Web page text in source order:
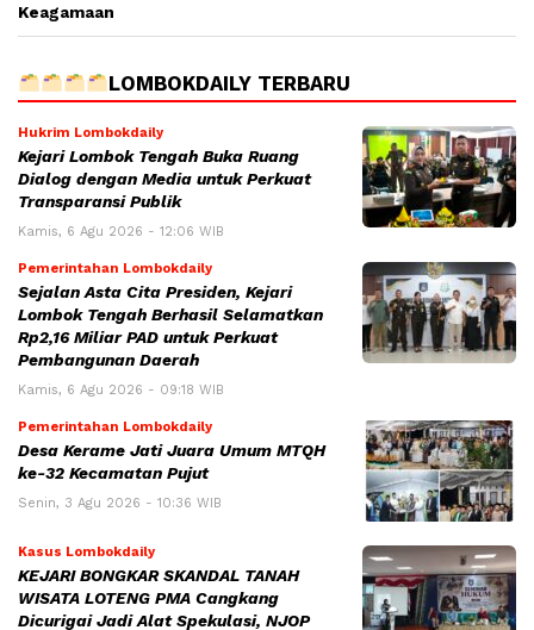
Keagamaan
LOMBOKDAILY TERBARU
Hukrim Lombokdaily
Kejari Lombok Tengah Buka Ruang
Dialog dengan Media untuk Perkuat
Transparansi Publik
Kamis, 6 Agu 2026 - 12:06 WIB
Pemerintahan Lombokdaily
Sejalan Asta Cita Presiden, Kejari
Lombok Tengah Berhasil Selamatkan
Rp2,16 Miliar PAD untuk Perkuat
Pembangunan Daerah
Kamis, 6 Agu 2026 - 09:18 WIB
Pemerintahan Lombokdaily
Desa Kerame Jati Juara Umum MTQH
ke-32 Kecamatan Pujut
Senin, 3 Agu 2026 - 10:36 WIB
Kasus Lombokdaily
KEJARI BONGKAR SKANDAL TANAH
WISATA LOTENG PMA Cangkang
Dicurigai Jadi Alat Spekulasi, NJOP